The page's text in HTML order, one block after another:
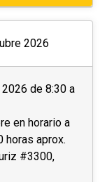
2026
de 8:30 a
en horario a
horas aprox.
#3300,